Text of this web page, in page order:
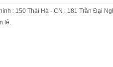
: 150 Thái Hà - CN : 181 Trần Đại
lẻ.